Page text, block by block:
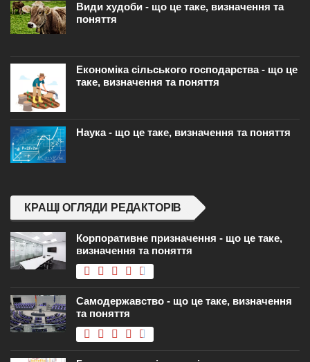
Види худоби - що це таке, визначення та
поняття
Економіка сільського господарства - що це
таке, визначення та поняття
Наука - що це таке, визначення та поняття
КРАЩІ ОГЛЯДИ РЕДАКТОРІВ
Корпоративне призначення - що це таке,
визначення та поняття
Самодержавство - що це таке, визначення
та поняття